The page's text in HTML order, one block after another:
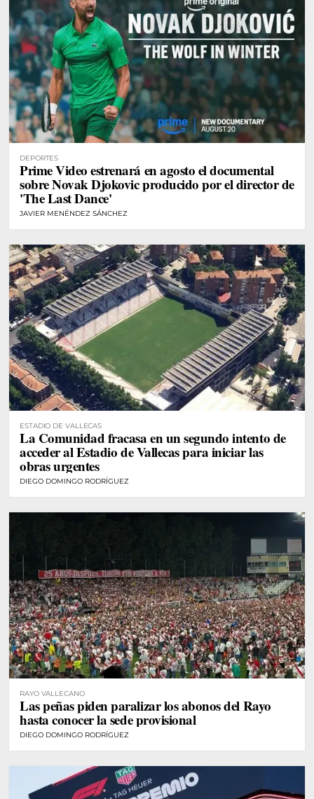
DEPORTES
Prime Video estrenará en agosto el documental
sobre Novak Djokovic producido por el director de
'The Last Dance'
JAVIER MENÉNDEZ SÁNCHEZ
ESTADIO DE VALLECAS
La Comunidad fracasa en un segundo intento de
acceder al Estadio de Vallecas para iniciar las
obras urgentes
DIEGO DOMINGO RODRÍGUEZ
RAYO VALLECANO
Las peñas piden paralizar los abonos del Rayo
hasta conocer la sede provisional
DIEGO DOMINGO RODRÍGUEZ